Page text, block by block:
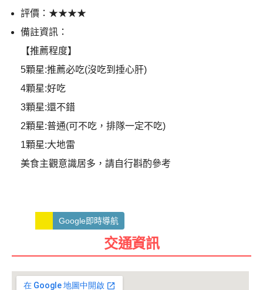
評價：★★★★
備註資訊：
【推薦程度】
5顆星:推薦必吃(沒吃到捶心肝)
4顆星:好吃
3顆星:還不錯
2顆星:普通(可不吃，排隊一定不吃)
1顆星:大地雷
美食主觀意識居多，請自行斟酌參考
Google即時導航
交通資訊